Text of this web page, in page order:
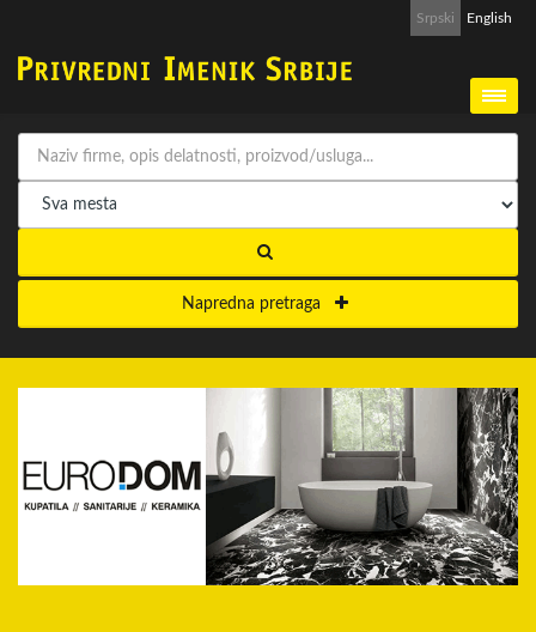
Srpski English
Napredna pretraga